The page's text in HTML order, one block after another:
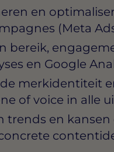
en
(Meta
bereik,
en Google
merkidentiteit
of voice in alle
trends en